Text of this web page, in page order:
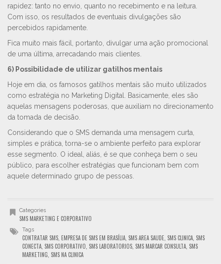
rapidez: tanto no envio, quanto no recebimento e na leitura.
Com isso, os resultados de eventuais divulgações são
percebidos rapidamente.
Fica muito mais fácil, portanto, divulgar uma ação promocional
de uma última, arrecadando mais clientes.
6) Possibilidade de utilizar gatilhos mentais
Hoje em dia, os famosos gatilhos mentais são muito utilizados
como estratégia no Marketing Digital. Basicamente, eles são
aquelas mensagens poderosas, que auxiliam no direcionamento
da tomada de decisão.
Considerando que o SMS demanda uma mensagem curta,
simples e prática, torna-se o ambiente perfeito para explorar
esse segmento. O ideal, aliás, é se que conheça bem o seu
público, para escolher estratégias que funcionam bem com
aquele determinado grupo de pessoas.
Categories
SMS MARKETING E CORPORATIVO
Tags
CONTRATAR SMS, EMPRESA DE SMS EM BRASÍLIA, SMS AREA SAUDE, SMS CLINICA, SMS
CONECTA, SMS CORPORATIVO, SMS LABORATORIOS, SMS MARCAR CONSULTA, SMS
MARKETING, SMS NA CLINICA